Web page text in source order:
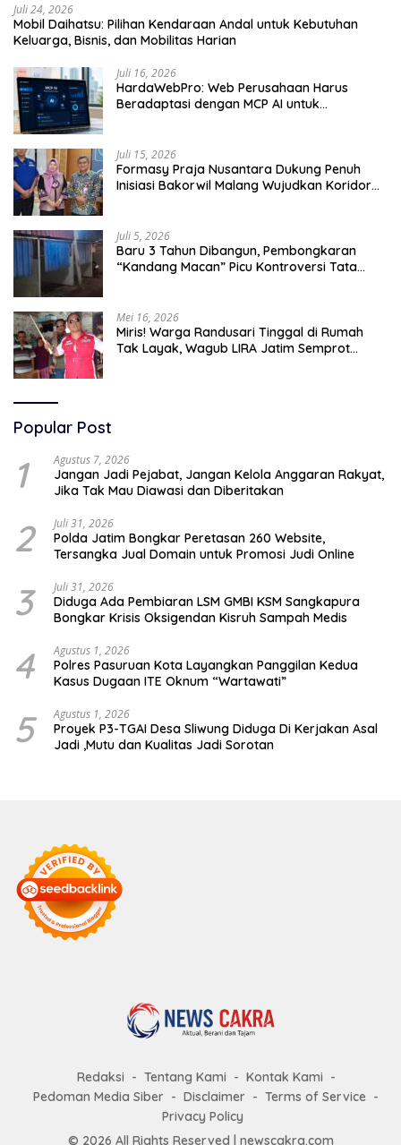
Juli 24, 2026
Mobil Daihatsu: Pilihan Kendaraan Andal untuk Kebutuhan
Keluarga, Bisnis, dan Mobilitas Harian
Juli 16, 2026
HardaWebPro: Web Perusahaan Harus
Beradaptasi dengan MCP AI untuk
Juli 15, 2026
Formasy Praja Nusantara Dukung Penuh
Inisiasi Bakorwil Malang Wujudkan Koridor
Juli 5, 2026
Baru 3 Tahun Dibangun, Pembongkaran
“Kandang Macan” Picu Kontroversi Tata
Mei 16, 2026
Miris! Warga Randusari Tinggal di Rumah
Tak Layak, Wagub LIRA Jatim Semprot
Popular Post
1 Agustus 7, 2026
Jangan Jadi Pejabat, Jangan Kelola Anggaran Rakyat,
Jika Tak Mau Diawasi dan Diberitakan
2 Juli 31, 2026
Polda Jatim Bongkar Peretasan 260 Website,
Tersangka Jual Domain untuk Promosi Judi Online
3 Juli 31, 2026
Diduga Ada Pembiaran LSM GMBI KSM Sangkapura
Bongkar Krisis Oksigendan Kisruh Sampah Medis
4 Agustus 1, 2026
Polres Pasuruan Kota Layangkan Panggilan Kedua
Kasus Dugaan ITE Oknum “Wartawati”
5 Agustus 1, 2026
Proyek P3-TGAI Desa Sliwung Diduga Di Kerjakan Asal
Jadi ,Mutu dan Kualitas Jadi Sorotan
Redaksi Tentang Kami
Kontak Kami
Pedoman Media Siber
Disclaimer
Terms of Service
Privacy Policy
© 2026 All Rights Reserved | newscakra.com